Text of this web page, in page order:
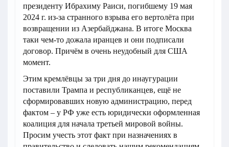
президенту Ибрахиму Раиси, погибшему 19 мая
2024 г. из-за странного взрыва его вертолёта при
возвращении из Азербайджана. В итоге Москва
таки чем-то дожала иранцев и они подписали
договор. Причём в очень неудобный для США
момент.
Этим кремлёвцы за три дня до инаугурации
поставили Трампа и республиканцев, ещё не
сформировавших новую администрацию, перед
фактом – у РФ уже есть юридически оформленная
коалиция для начала третьей мировой войны.
Просим учесть этот факт при назначениях в